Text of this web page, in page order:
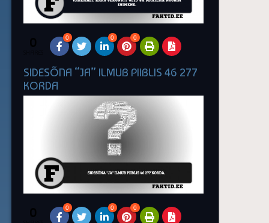
0 0 0 0
SIDESÕNA “JA” ILMUB PIIBLIS 46 277
KORDA
0 0 0 0